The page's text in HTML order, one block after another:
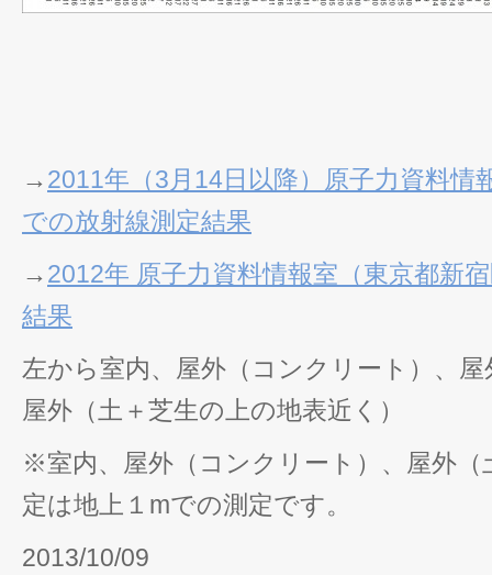
→2011年（3月14日以降）原子力資料情
での放射線測定結果
→2012年 原子力資料情報室（東京都新
結果
左から室内、屋外（コンクリート）、
屋外（土＋芝生の上の地表近く）
※室内、屋外（コンクリート）、屋外（
定は地上１mでの測定です。
2013/10/09